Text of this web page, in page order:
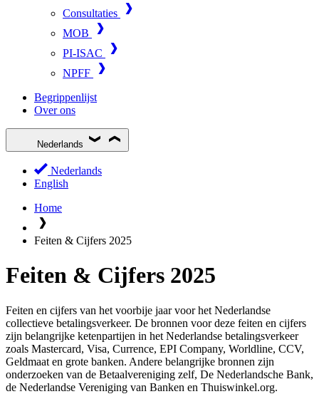
Consultaties
MOB
PI-ISAC
NPFF
Begrippenlijst
Over ons
Nederlands
Nederlands
English
Home
Feiten & Cijfers 2025
Feiten & Cijfers 2025
Feiten en cijfers van het voorbije jaar voor het Nederlandse
collectieve betalingsverkeer. De bronnen voor deze feiten en cijfers
zijn belangrijke ketenpartijen in het Nederlandse betalingsverkeer
zoals Mastercard, Visa, Currence, EPI Company, Worldline, CCV,
Geldmaat en grote banken. Andere belangrijke bronnen zijn
onderzoeken van de Betaalvereniging zelf, De Nederlandsche Bank,
de Nederlandse Vereniging van Banken en Thuiswinkel.org.